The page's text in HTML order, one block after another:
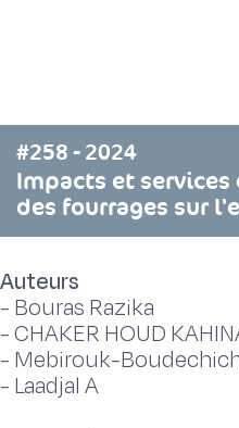
#258 - 2024
Impacts et
des fourrages sur
Auteurs
- Bouras Razika
-CHAKER HOUD
- Mebirouk-
- Laadjal A